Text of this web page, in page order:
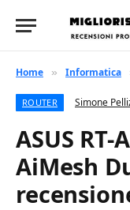
Home » Informatica
ROUTER Simone
ASUS
AiMesh